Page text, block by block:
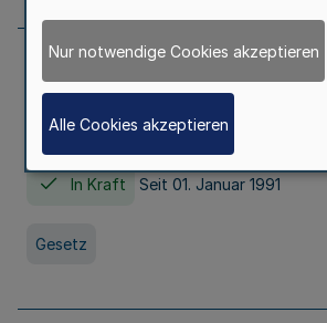
Erstes Gesetz zur
Kinder- und
KJHG -
In Kraft Seit 01. Januar 1991
Gesetz
Nur notwendige Cookies akzeptieren
Alle Cookies akzeptieren